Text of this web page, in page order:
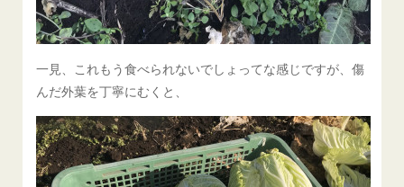
一見、これもう食べられないでしょってな感じですが、傷
んだ外葉を丁寧にむくと、